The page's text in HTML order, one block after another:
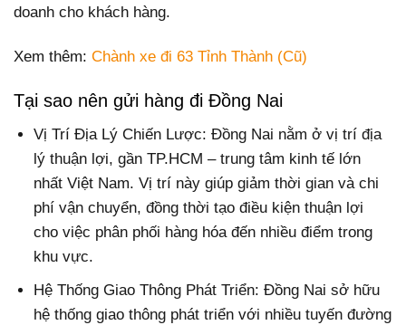
doanh cho khách hàng.
Xem thêm: Chành xe đi 63 Tỉnh Thành (Cũ)
Tại sao nên gửi hàng đi Đồng Nai
Vị Trí Địa Lý Chiến Lược: Đồng Nai nằm ở vị trí địa
lý thuận lợi, gần TP.HCM – trung tâm kinh tế lớn
nhất Việt Nam. Vị trí này giúp giảm thời gian và chi
phí vận chuyển, đồng thời tạo điều kiện thuận lợi
cho việc phân phối hàng hóa đến nhiều điểm trong
khu vực.
Hệ Thống Giao Thông Phát Triển: Đồng Nai sở hữu
hệ thống giao thông phát triển với nhiều tuyến đường